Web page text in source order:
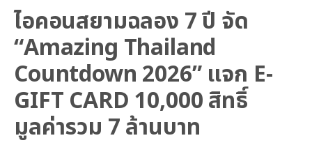
ไอคอนสยามฉลอง 7 ปี จัด
“Amazing Thailand
Countdown 2026” แจก E-
GIFT CARD 10,000 สิทธิ์
มูลค่ารวม 7 ล้านบาท